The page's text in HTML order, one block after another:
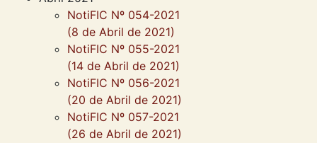
NotiFIC Nº 054-2021
(8 de Abril de 2021)
NotiFIC Nº 055-2021
(14 de Abril de 2021)
NotiFIC Nº 056-2021
(20 de Abril de 2021)
NotiFIC Nº 057-2021
(26 de Abril de 2021)